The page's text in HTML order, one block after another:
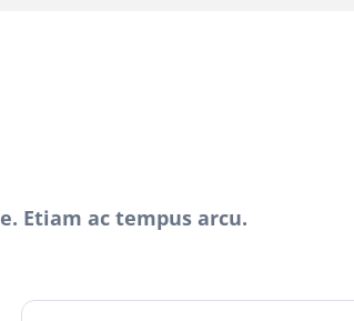
Etiam ac tempus arcu.